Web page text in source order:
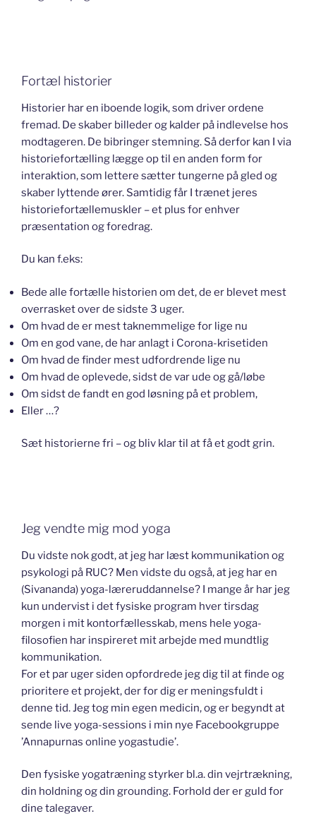
Fortæl historier
Historier har en iboende logik, som driver ordene
fremad. De skaber billeder og kalder på indlevelse hos
modtageren. De bibringer stemning. Så derfor kan I via
historiefortælling lægge op til en anden form for
interaktion, som lettere sætter tungerne på gled og
skaber lyttende ører. Samtidig får I trænet jeres
historiefortællemuskler – et plus for enhver
præsentation og foredrag.
Du kan f.eks:
Bede alle fortælle historien om det, de er blevet mest
overrasket over de sidste 3 uger.
Om hvad de er mest taknemmelige for lige nu
Om en god vane, de har anlagt i Corona-krisetiden
Om hvad de finder mest udfordrende lige nu
Om hvad de oplevede, sidst de var ude og gå/løbe
Om sidst de fandt en god løsning på et problem,
Eller …?
Sæt historierne fri – og bliv klar til at få et godt grin.
Jeg vendte mig mod yoga
Du vidste nok godt, at jeg har læst kommunikation og
psykologi på RUC? Men vidste du også, at jeg har en
(Sivananda) yoga-læreruddannelse? I mange år har jeg
kun undervist i det fysiske program hver tirsdag
morgen i mit kontorfællesskab, mens hele yoga-
filosofien har inspireret mit arbejde med mundtlig
kommunikation.
For et par uger siden opfordrede jeg dig til at finde og
prioritere et projekt, der for dig er meningsfuldt i
denne tid. Jeg tog min egen medicin, og er begyndt at
sende live yoga-sessions i min nye Facebookgruppe
’Annapurnas online yogastudie’.
Den fysiske yogatræning styrker bl.a. din vejrtrækning,
din holdning og din grounding. Forhold der er guld for
dine talegaver.